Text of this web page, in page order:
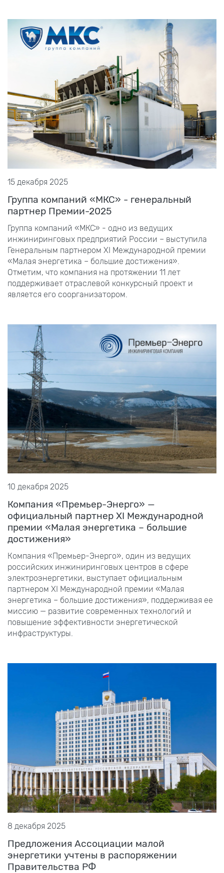
15 декабря 2025
Группа компаний «МКС» - генеральный
партнер Премии-2025
Группа компаний «МКС» - одно из ведущих
инжиниринговых предприятий России – выступила
Генеральным партнером XI Международной премии
«Малая энергетика – большие достижения».
Отметим, что компания на протяжении 11 лет
поддерживает отраслевой конкурсный проект и
является его соорганизатором.
10 декабря 2025
Компания «Премьер-Энерго» —
официальный партнер XI Международной
премии «Малая энергетика – большие
достижения»
Компания «Премьер-Энерго», один из ведущих
российских инжиниринговых центров в сфере
электроэнергетики, выступает официальным
партнером XI Международной премии «Малая
энергетика – большие достижения», поддерживая ее
миссию — развитие современных технологий и
повышение эффективности энергетической
инфраструктуры.
8 декабря 2025
Предложения Ассоциации малой
энергетики учтены в распоряжении
Правительства РФ